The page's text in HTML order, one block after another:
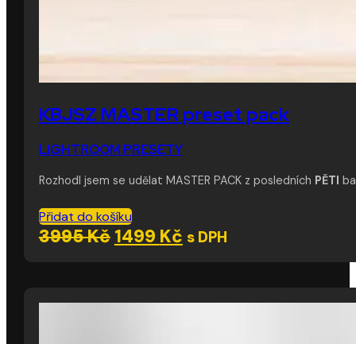
KBJSZ MASTER preset pack
LIGHTROOM PRESETY
Rozhodl jsem se udělat MASTER PACK z posledních PĚTI
Přidat do košíku
3995Kč Původní
1499 KčAktuální
s DPH